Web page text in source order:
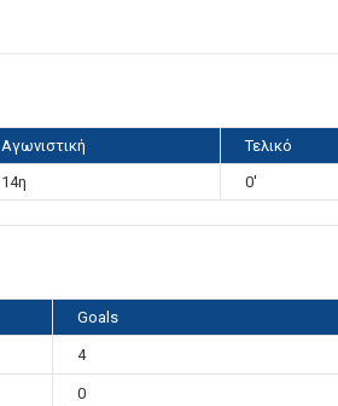
Αγωνιστική
Τελικό
14η 0'
Goals
4
0